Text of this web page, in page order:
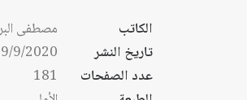
من الكاتب
مصطفى
تاريخ النشر
9/2020
عدد الصفحات
181